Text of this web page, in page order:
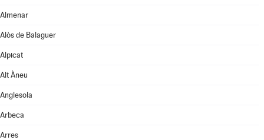
Almenar
Alòs de Balaguer
Alpicat
Alt Àneu
Anglesola
Arbeca
Arres